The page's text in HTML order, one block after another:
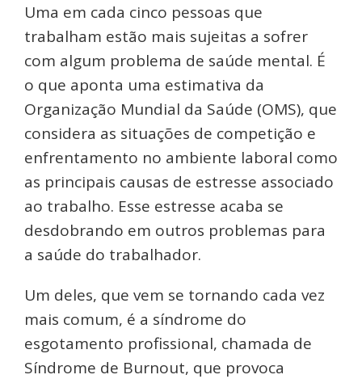
Uma em cada cinco pessoas que
trabalham estão mais sujeitas a sofrer
com algum problema de saúde mental. É
o que aponta uma estimativa da
Organização Mundial da Saúde (OMS), que
considera as situações de competição e
enfrentamento no ambiente laboral como
as principais causas de estresse associado
ao trabalho. Esse estresse acaba se
desdobrando em outros problemas para
a saúde do trabalhador.
Um deles, que vem se tornando cada vez
mais comum, é a síndrome do
esgotamento profissional, chamada de
Síndrome de Burnout, que provoca